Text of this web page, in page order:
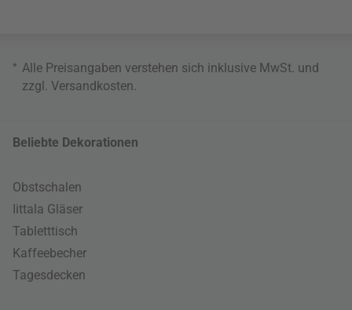
* Alle Preisangaben verstehen sich inklusive MwSt. und
zzgl. Versandkosten
Beliebte Dekorationen
Obstschalen
Iittala Gläser
Tabletttisch
Kaffeebecher
Tagesdecken